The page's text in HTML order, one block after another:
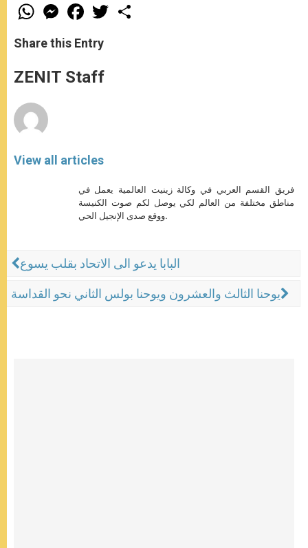
W
h
t
s
p
p
M
e
s
e
g
e
F
a
e
b
o
k
w
Share this Entry
ZENIT Staff
View all articles
فريق القسم العربي في وكالة زينيت العالمية يعمل في
مناطق مختلفة من العالم لكي يوصل لكم صوت الكنيسة
ووقع صدى الإنجيل الحي.
البابا يدعو الى الاتحاد بقلب يسوع
يوحنا الثالث والعشرون ويوحنا بولس الثاني نحو القداسة